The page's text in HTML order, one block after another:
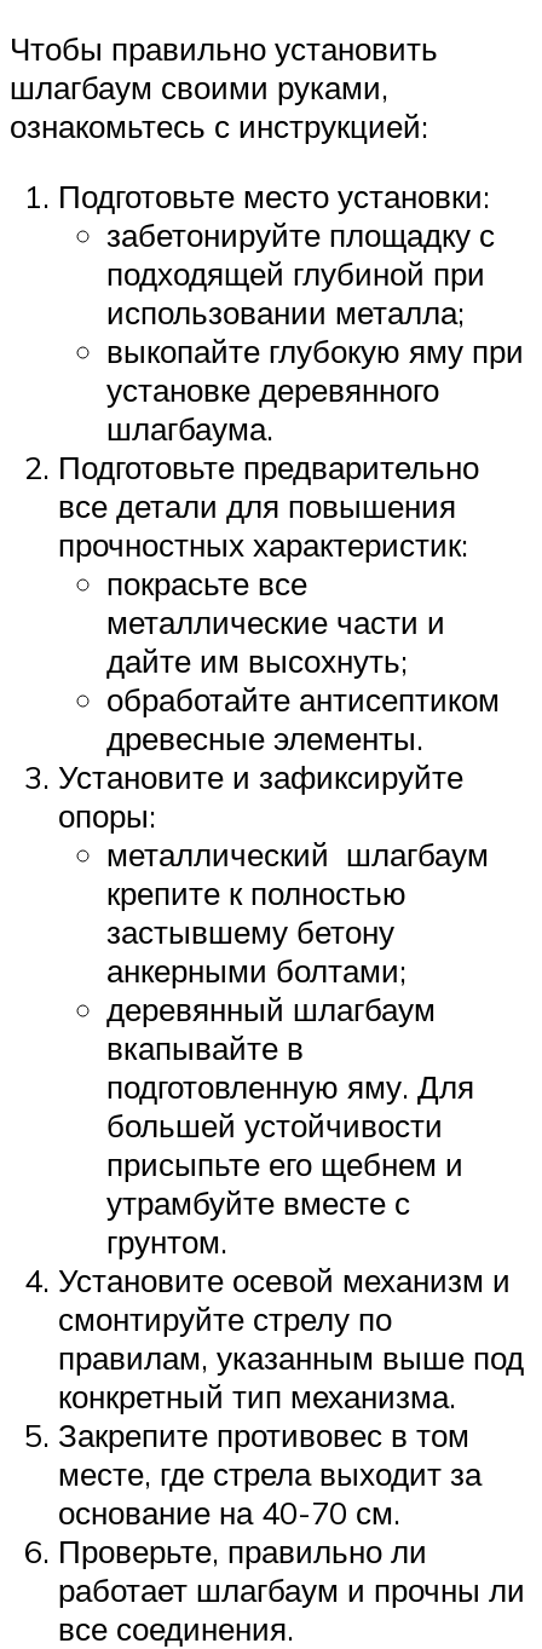
Чтобы правильно установить
шлагбаум своими руками,
ознакомьтесь с инструкцией:
Подготовьте место установки:
забетонируйте площадку с
подходящей глубиной при
использовании металла;
выкопайте глубокую яму при
установке деревянного
шлагбаума.
Подготовьте предварительно
все детали для повышения
прочностных характеристик:
покрасьте все
металлические части и
дайте им высохнуть;
обработайте антисептиком
древесные элементы.
Установите и зафиксируйте
опоры:
металлический шлагбаум
крепите к полностью
застывшему бетону
анкерными болтами;
деревянный шлагбаум
вкапывайте в
подготовленную яму. Для
большей устойчивости
присыпьте его щебнем и
утрамбуйте вместе с
грунтом.
Установите осевой механизм и
смонтируйте стрелу по
правилам, указанным выше под
конкретный тип механизма.
Закрепите противовес в том
месте, где стрела выходит за
основание на 40-70 см.
Проверьте, правильно ли
работает шлагбаум и прочны ли
все соединения.